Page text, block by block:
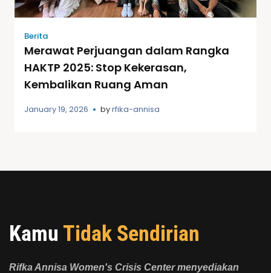
Berita
Merawat Perjuangan dalam Rangka
HAKTP 2025: Stop Kekerasan,
Kembalikan Ruang Aman
January 19, 2026 byrfika-annisa
Kamu Tidak Sendirian
Rifka Annisa Women's Crisis Center menyediakan